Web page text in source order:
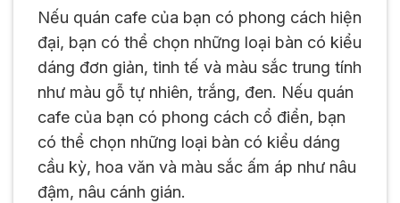
Nếu quán cafe của bạn có phong cách hiện
đại, bạn có thể chọn những loại bàn có kiểu
dáng đơn giản, tinh tế và màu sắc trung tính
như màu gỗ tự nhiên, trắng, đen. Nếu quán
cafe của bạn có phong cách cổ điển, bạn
có thể chọn những loại bàn có kiểu dáng
cầu kỳ, hoa văn và màu sắc ấm áp như nâu
đậm, nâu cánh gián.